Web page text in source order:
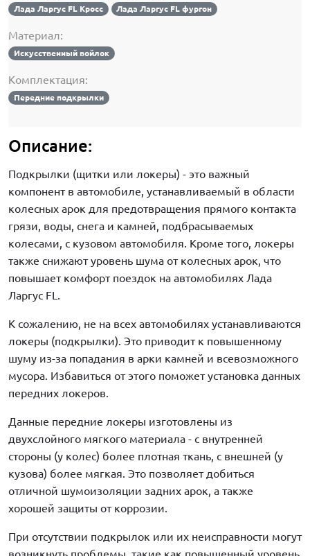
Лада Ларгус FL Кросс
Лада Ларгус FL фургон
Материал:
Искусственный войлок
Комплектация:
Передние подкрылки
Описание:
Подкрылки (щитки или локеры) - это важный
компонент в автомобиле, устанавливаемый в области
колесных арок для предотвращения прямого контакта
грязи, воды, снега и камней, подбрасываемых
колесами, с кузовом автомобиля. Кроме того, локеры
также снижают уровень шума от колесных арок, что
повышает комфорт поездок на автомобилях Лада
Ларгус FL.
К сожалению, не на всех автомобилях устанавливаются
локеры (подкрылки). Это приводит к повышенному
шуму из-за попадания в арки камней и всевозможного
мусора. Избавиться от этого поможет установка данных
передних локеров.
Данные передние локеры изготовлены из
двухслойного мягкого материала - с внутренней
стороны (у колес) более плотная ткань, с внешней (у
кузова) более мягкая. Это позволяет добиться
отличной шумоизоляции задних арок, а также
хорошей защиты от коррозии.
При отсутствии подкрылок или их неисправности могут